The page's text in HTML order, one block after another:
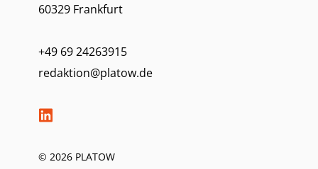
60329 Frankfurt
+49 69 24263915
redaktion@platow.de
© 2026 PLATOW